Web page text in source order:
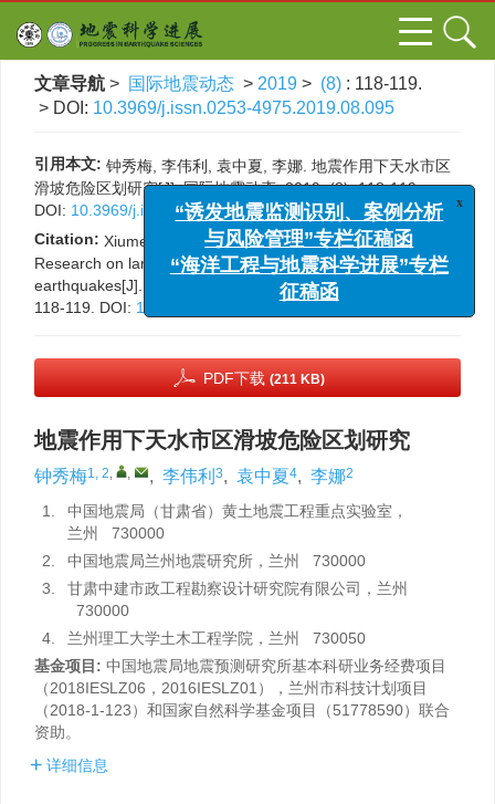
文章导航 > 国际地震动态 > 2019 > (8) : 118-119.
> DOI: 10.3969/j.issn.0253-4975.2019.08.095
引用本文: 钟秀梅, 李伟利, 袁中夏, 李娜. 地震作用下天水市区
滑坡危险区划研究[J]. 国际地震动态, 2019, (8): 118-119.
DOI: 10.3969/j.issn.0253-4975.2019.08.095
Citation: Xiumei Zhong, Weili Li, Zhongxia Yuan, Na Li.
Research on landslide hazard zonation of Tianshui under
earthquakes[J].
Progress in Earthquake Sciences
118-119. DOI: 10.3969/j.issn.0253-4975.2019.08.095
PDF下载 (211 KB)
地震作用下天水市区滑坡危险区划研究
钟秀梅1, 2, , , 李伟利 3, 袁中夏4, 李娜2
1.
中国地震局（甘肃省）黄土地震工程重点实验室，
兰州 730000
2.
中国地震局兰州地震研究所，兰州 730000
3.
甘肃中建市政工程勘察设计研究院有限公司，兰州
730000
4.
兰州理工大学土木工程学院，兰州 730050
基金项目: 中国地震局地震预测研究所基本科研业务经费项目
（2018IESLZ06，2016IESLZ01），兰州市科技计划项目
（2018-1-123）和国家自然科学基金项目（51778590）联合
资助。
详细信息
“诱发地震监测识别、案例分析
与风险管理”专栏征稿函
“海洋工程与地震科学进展”专栏
征稿函